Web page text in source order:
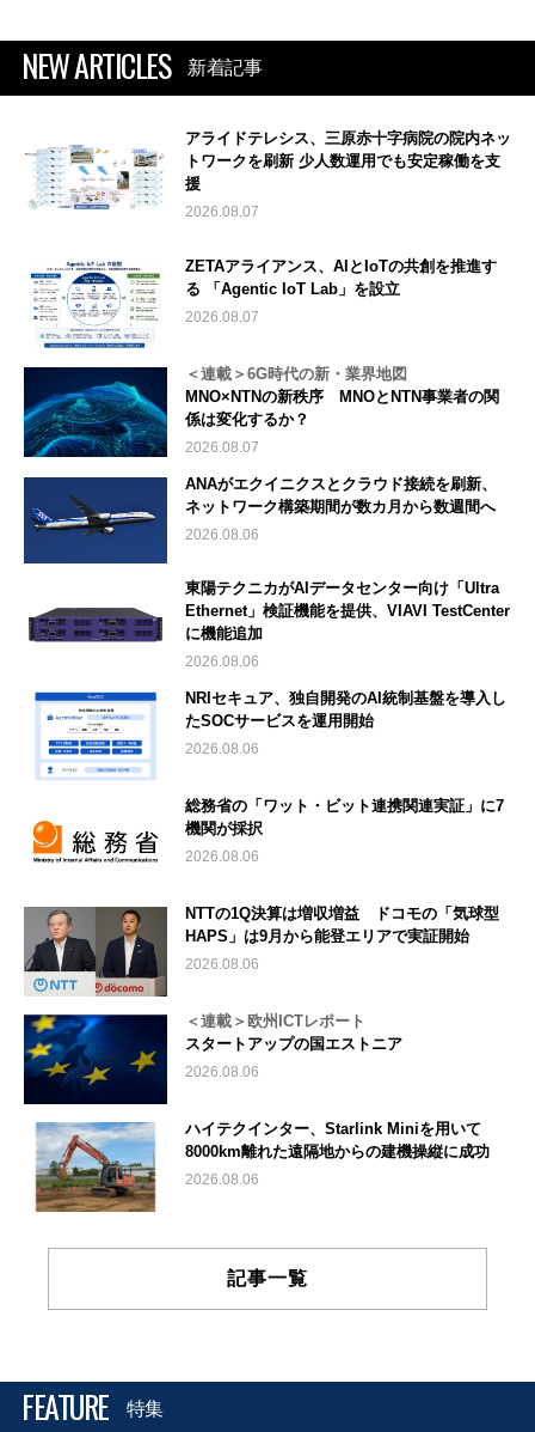
NEW ARTICLES 新着記事
アライドテレシス、三原赤十字病院の院内ネッ
トワークを刷新 少人数運用でも安定稼働を支
援
2026.08.07
ZETAアライアンス、AIとIoTの共創を推進す
る 「Agentic IoT Lab」を設立
2026.08.07
＜連載＞6G時代の新・業界地図
MNO×NTNの新秩序 MNOとNTN事業者の関
係は変化するか？
2026.08.07
ANAがエクイニクスとクラウド接続を刷新、
ネットワーク構築期間が数カ月から数週間へ
2026.08.06
東陽テクニカがAIデータセンター向け「Ultra
Ethernet」検証機能を提供、VIAVI TestCenter
に機能追加
2026.08.06
NRIセキュア、独自開発のAI統制基盤を導入し
たSOCサービスを運用開始
2026.08.06
総務省の「ワット・ビット連携関連実証」に7
機関が採択
2026.08.06
NTTの1Q決算は増収増益 ドコモの「気球型
HAPS」は9月から能登エリアで実証開始
2026.08.06
＜連載＞欧州ICTレポート
スタートアップの国エストニア
2026.08.06
ハイテクインター、Starlink Miniを用いて
8000km離れた遠隔地からの建機操縦に成功
2026.08.06
記事一覧
FEATURE 特集